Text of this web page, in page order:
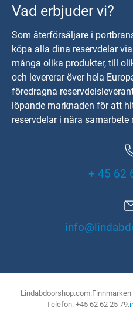
Vad erbjuder vi?
Som återförsäljare i
köpa alla dina reservdelar
många olika produkter, till
och levererar över hela
föredragna
löpande marknaden för att
reservdelar i nära samarbete
+ 45 62
Lindabdoorshop.com Finnmarken
Telefon: +45 62 62 25 79